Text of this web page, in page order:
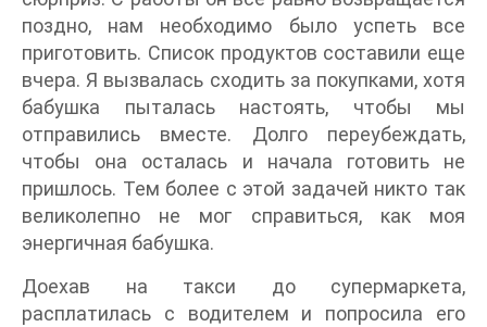
поздно, нам необходимо было успеть все
приготовить. Список продуктов составили еще
вчера. Я вызвалась сходить за покупками, хотя
бабушка пыталась настоять, чтобы мы
отправились вместе. Долго переубеждать,
чтобы она осталась и начала готовить не
пришлось. Тем более с этой задачей никто так
великолепно не мог справиться, как моя
энергичная бабушка.
Доехав на такси до супермаркета,
расплатилась с водителем и попросила его